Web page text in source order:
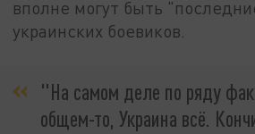
вполне могут быть
украинских боевиков.
"На самом деле по ряду
общем-то, Украина всё.